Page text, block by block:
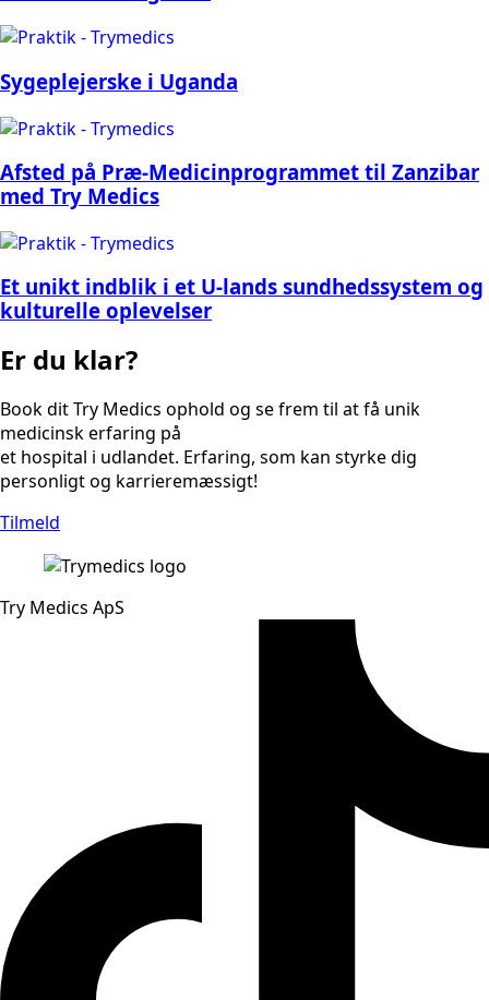
Sygeplejerske i Uganda
Afsted på Præ-Medicinprogrammet til Zanzibar
med Try Medics
Et unikt indblik i et U-lands sundhedssystem og
kulturelle oplevelser
Er du klar?
Book dit Try Medics ophold og se frem til at få unik
medicinsk erfaring på
et hospital i udlandet. Erfaring, som kan styrke dig
personligt og karrieremæssigt!
Tilmeld
Try Medics ApS